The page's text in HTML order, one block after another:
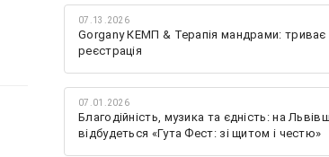
07.13.2026
Gorgany КЕМП & Терапія мандрами: триває
реєстрація
07.01.2026
Благодійність, музика та єдність: на
відбудеться «Гута Фест: зі щитом і честю»